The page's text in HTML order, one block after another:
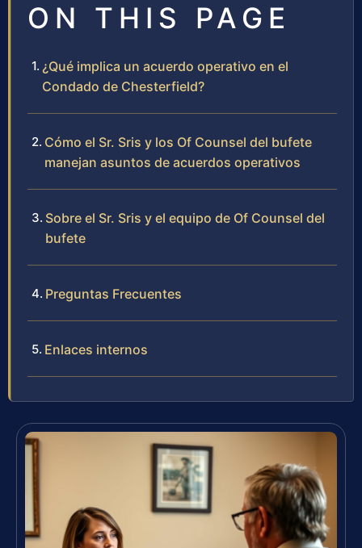
ON THIS PAGE
¿Qué implica un acuerdo operativo en el
Condado de Chesterfield?
Cómo el Sr. Sris y los Of Counsel del bufete
manejan asuntos de acuerdos operativos
Sobre el Sr. Sris y el equipo de Of Counsel del
bufete
Preguntas Frecuentes
Enlaces internos